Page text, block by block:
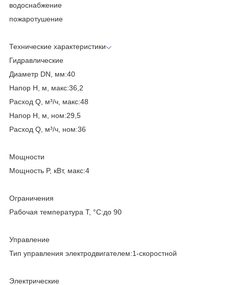
водоснабжение
пожаротушение
Технические характеристики
Гидравлические
Диаметр DN, мм:40
Напор H, м, макс:36,2
Расход Q, м³/ч, макс:48
Напор H, м, ном:29,5
Расход Q, м³/ч, ном:36
Мощности
Мощность P, кВт, макс:4
Ограничения
Рабочая температура T, °C:до 90
Управление
Тип управления электродвигателем:1-скоростной
Электрические